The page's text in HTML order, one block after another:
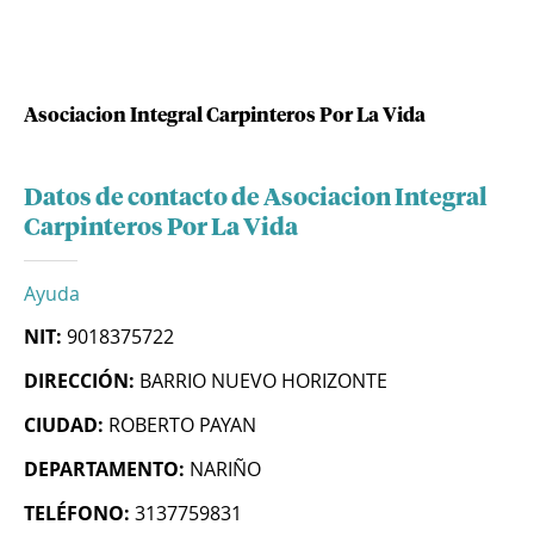
Asociacion Integral Carpinteros Por La Vida
Datos de contacto de Asociacion Integral
Carpinteros Por La Vida
Ayuda
NIT: 9018375722
DIRECCIÓN: BARRIO NUEVO HORIZONTE
CIUDAD: ROBERTO PAYAN
DEPARTAMENTO: NARIÑO
TELÉFONO: 3137759831